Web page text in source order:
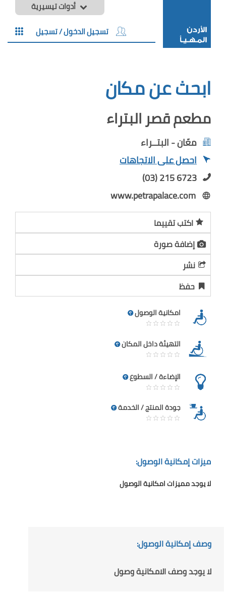
أدوات تيسيرية
تسجيل الدخول / تسجيل
ابحث عن مكان
مطعم قصر البتراء
معّان - البتــراء
احصل على الاتجاهات
(03) 215 6723
www.petrapalace.com
اكتب تقييما
إضافة صورة
نشر
حفظ
امكانية الوصول
التهيئة داخل المكان
الإضاءة / السطوع
جودة المنتج / الخدمة
ميزات إمكانية الوصول:
لا يوجد مميزات امكانية الوصول
وصف إمكانية الوصول:
لا يوجد وصف الامكانية وصول